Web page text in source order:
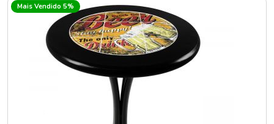
Mais Vendido 5%